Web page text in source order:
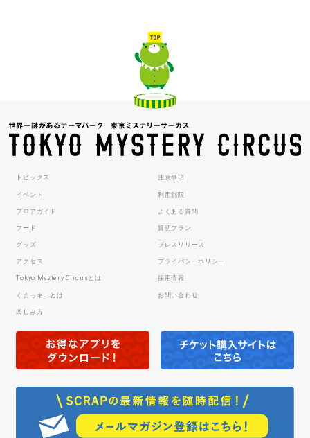
トピックス
イベント
フロアガイド
フード
グッズ
アクセス
Tokyo Mystery Circusとは
くまっキーとは
楽しみ方
注意事項
利用制限
よくある質問
貸切プラン
プレスリリース
プライバシーポリシー
採用情報
お問い合わせ